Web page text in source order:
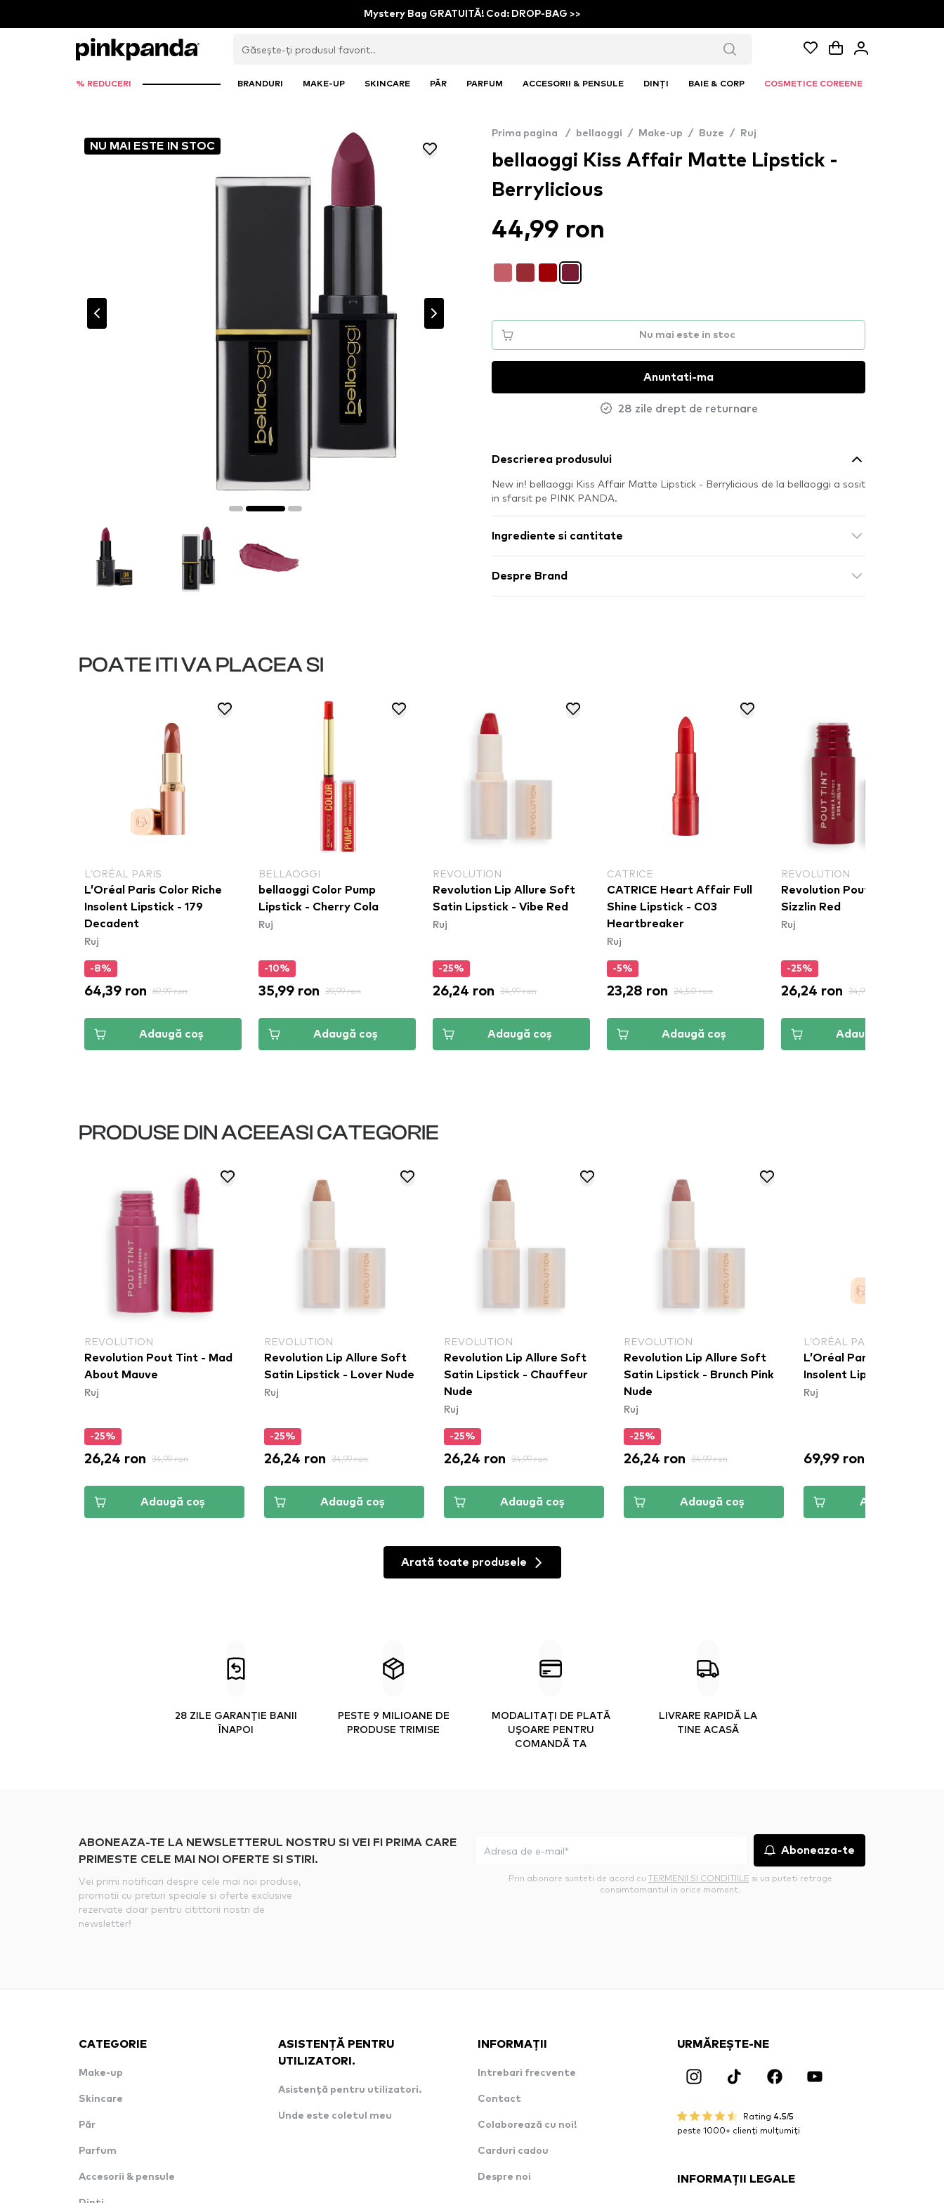
Mystery Bag GRATUITĂ! Cod: DROP-BAG >>
% REDUCERI BRANDURI MAKE-UP SKINCARE PĂR PARFUM ACCESORII & PENSULE DINȚI BAIE & CORP COSMETICE COREENE
NU MAI ESTE IN STOC
Prima pagina / bellaoggi / Make-up / Buze / Ruj
bellaoggi Kiss Affair Matte Lipstick -
Berrylicious
44,99 ron
Nu mai este in stoc
Anuntati-ma
28 zile drept de returnare
Descrierea produsului
New in! bellaoggi Kiss Affair Matte Lipstick - Berrylicious de la bellaoggi a sosit
in sfarsit pe PINK PANDA.
Ingrediente si cantitate
Despre Brand
POATE ITI VA PLACEA SI
L’ORÉAL PARIS
L’Oréal Paris Color Riche
Insolent Lipstick - 179
Decadent
Ruj
-8%
64,39 ron 69,99 ron
Adaugă coș
BELLAOGGI
bellaoggi Color Pump
Lipstick - Cherry Cola
Ruj
-10%
35,99 ron 39,99 ron
Adaugă coș
REVOLUTION
Revolution Lip Allure Soft
Satin Lipstick - Vibe Red
Ruj
-25%
26,24 ron 34,99 ron
Adaugă coș
CATRICE
CATRICE Heart Affair Full
Shine Lipstick - C03
Heartbreaker
Ruj
-5%
23,28 ron 24,50 ron
Adaugă coș
REVOLUTION
Revolution Pout Tint -
Sizzlin Red
Ruj
-25%
26,24 ron 34,99 ron
Adaugă coș
PRODUSE DIN ACEEASI CATEGORIE
REVOLUTION
Revolution Pout Tint - Mad
About Mauve
Ruj
-25%
26,24 ron 34,99 ron
Adaugă coș
REVOLUTION
Revolution Lip Allure Soft
Satin Lipstick - Lover Nude
Ruj
-25%
26,24 ron 34,99 ron
Adaugă coș
REVOLUTION
Revolution Lip Allure Soft
Satin Lipstick - Chauffeur
Nude
Ruj
-25%
26,24 ron 34,99 ron
Adaugă coș
REVOLUTION
Revolution Lip Allure Soft
Satin Lipstick - Brunch Pink
Nude
Ruj
-25%
26,24 ron 34,99 ron
Adaugă coș
L’ORÉAL PARIS
L’Oréal Paris Color Riche
Insolent Lipstick - 181
Ruj
69,99 ron
Adaugă coș
Arată toate produsele
28 ZILE GARANȚIE BANII
ÎNAPOI
PESTE 9 MILIOANE DE
PRODUSE TRIMISE
MODALITAȚI DE PLATĂ
UȘOARE PENTRU
COMANDĂ TA
LIVRARE RAPIDĂ LA
TINE ACASĂ
ABONEAZA-TE LA NEWSLETTERUL NOSTRU SI VEI FI PRIMA CARE
PRIMESTE CELE MAI NOI OFERTE SI STIRI.
Vei primi notificari despre cele mai noi produse,
promotii cu preturi speciale si oferte exclusive
rezervate doar pentru citittorii nostri de
newsletter!
Aboneaza-te
Prin abonare sunteti de acord cu TERMENII SI CONDITIILE si va puteti retrage
consimtamantul in orice moment.
CATEGORIE
Make-up
Skincare
Păr
Parfum
Accesorii & pensule
ASISTENȚĂ PENTRU
UTILIZATORI.
Asistență pentru utilizatori.
Unde este coletul meu
INFORMAȚII
Intrebari frecvente
Contact
Colaborează cu noi!
Carduri cadou
Despre noi
URMĂREȘTE-NE
Rating 4.5/5
peste 1000+ clienți mulțumiți
INFORMAȚII LEGALE